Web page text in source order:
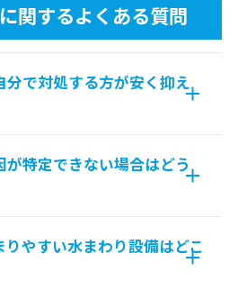
関するよくある質問
で対処する方が安く抑え
特定できない場合はどう
やすい水まわり設備はどこ